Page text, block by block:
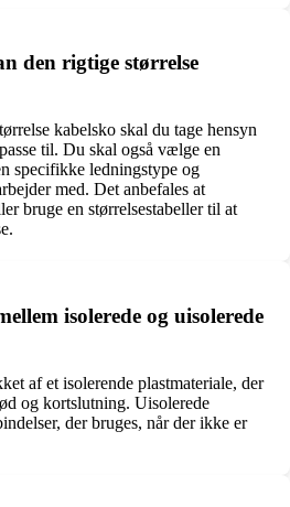
den rigtige størrelse
kabelsko skal du tage hensyn
til. Du skal også vælge en
specifikke ledningstype og
med. Det anbefales at
bruge en størrelsestabeller til at
isolerede og uisolerede
af et isolerende plastmateriale, der
og kortslutning. Uisolerede
der bruges, når der ikke er